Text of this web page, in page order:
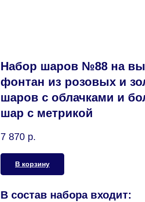
Набор шаров №88 на
фонтан из розовых и
шаров с облачками и
шар с метрикой
7 870 р.
В корзину
В состав набора входит: